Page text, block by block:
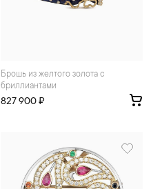
Брошь из желтого золота с
бриллиантами
827 900 ₽